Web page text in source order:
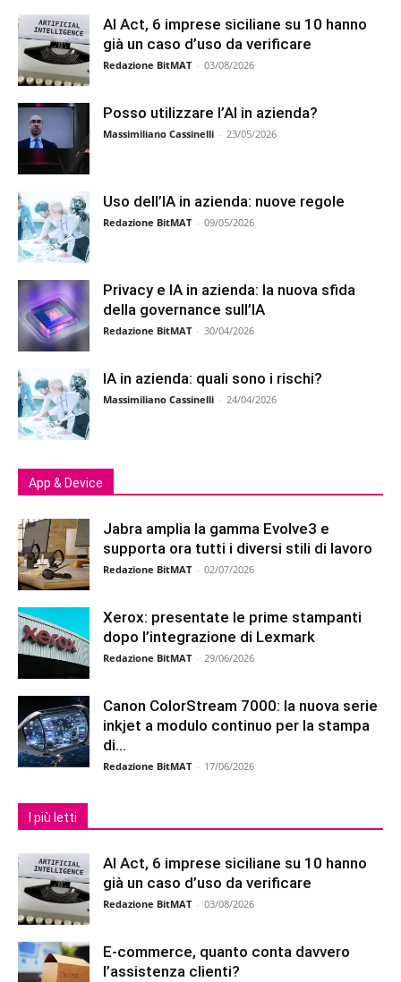
AI Act, 6 imprese siciliane su 10 hanno
già un caso d’uso da verificare
Redazione BitMAT - 03/08/2026
Posso utilizzare l’AI in azienda?
Massimiliano Cassinelli - 23/05/2026
Uso dell’IA in azienda: nuove regole
Redazione BitMAT - 09/05/2026
Privacy e IA in azienda: la nuova sfida
della governance sull’IA
Redazione BitMAT - 30/04/2026
IA in azienda: quali sono i rischi?
Massimiliano Cassinelli - 24/04/2026
App & Device
Jabra amplia la gamma Evolve3 e
supporta ora tutti i diversi stili di lavoro
Redazione BitMAT - 02/07/2026
Xerox: presentate le prime stampanti
dopo l’integrazione di Lexmark
Redazione BitMAT - 29/06/2026
Canon ColorStream 7000: la nuova serie
inkjet a modulo continuo per la stampa
di...
Redazione BitMAT - 17/06/2026
I più letti
AI Act, 6 imprese siciliane su 10 hanno
già un caso d’uso da verificare
Redazione BitMAT - 03/08/2026
E-commerce, quanto conta davvero
l’assistenza clienti?